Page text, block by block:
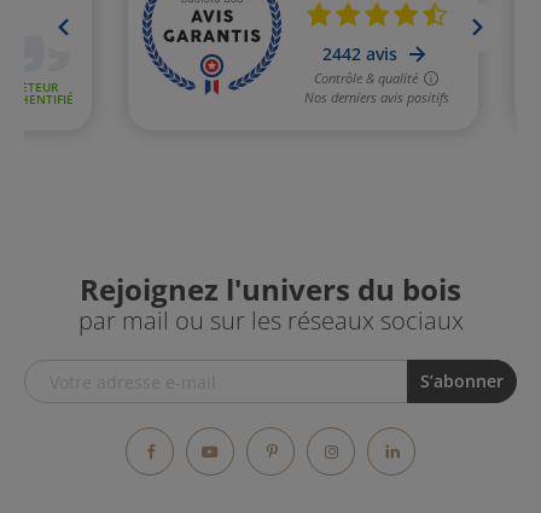
Rejoignez l'univers du bois
par mail ou sur les réseaux sociaux
FacebookYouTubePinterestInstagramLinkedIn